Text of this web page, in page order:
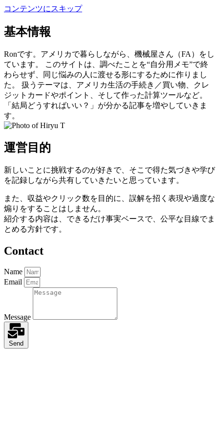
コンテンツにスキップ
基本情報
Ronです。アメリカで暮らしながら、機械屋さん（FA）をし
ています。 このサイトは、調べたことを“自分用メモ”で終
わらせず、同じ悩みの人に渡せる形にするために作りまし
た。 扱うテーマは、アメリカ生活の手続き／買い物、クレ
ジットカードやポイント、そして作った計算ツールなど。
「結局どうすればいい？」が分かる記事を増やしていきま
す。
運営目的
新しいことに挑戦するのが好きで、そこで得た気づきや学び
を記録しながら共有していきたいと思っています。
また、収益やクリック数を目的に、誤解を招く表現や過度な
煽りをすることはしません。
紹介する内容は、できるだけ事実ベースで、公平な目線でま
とめる方針です。
Contact
Name
Email
Message
Send